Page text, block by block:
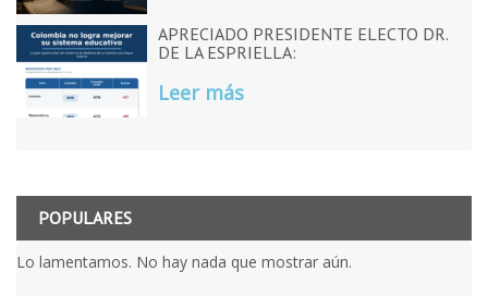
APRECIADO PRESIDENTE ELECTO DR.
DE LA ESPRIELLA:
Leer más
POPULARES
Lo lamentamos. No hay nada que mostrar aún.